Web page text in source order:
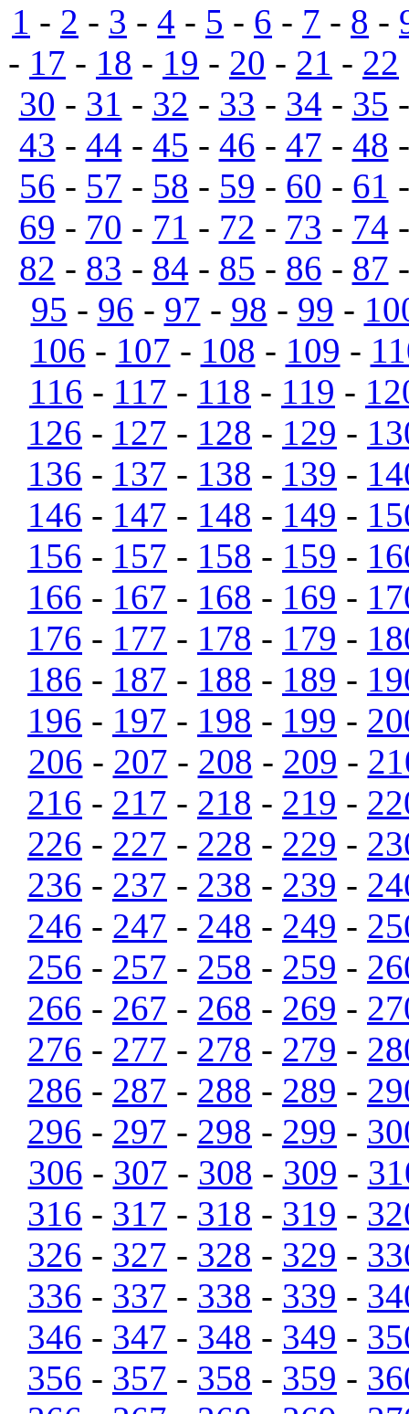
1 - 2 - 3 - 4 - 5 - 6 - 7 - 8 -
- 17 - 18 - 19 - 20 - 21 - 22
30 - 31 - 32 - 33 - 34 - 35
43 - 44 - 45 - 46 - 47 - 48
56 - 57 - 58 - 59 - 60 - 61
69 - 70 - 71 - 72 - 73 - 74
82 - 83 - 84 - 85 - 86 - 87
95 - 96 - 97 - 98 - 99 -
106 - 107 - 108 - 109 -
116 - 117 - 118 - 119 -
126 - 127 - 128 - 129 -
136 - 137 - 138 - 139 -
146 - 147 - 148 - 149 -
156 - 157 - 158 - 159 -
166 - 167 - 168 - 169 -
176 - 177 - 178 - 179 -
186 - 187 - 188 - 189 -
196 - 197 - 198 - 199 -
206 - 207 - 208 - 209 -
216 - 217 - 218 - 219 -
226 - 227 - 228 - 229 -
236 - 237 - 238 - 239 -
246 - 247 - 248 - 249 -
256 - 257 - 258 - 259 -
266 - 267 - 268 - 269 -
276 - 277 - 278 - 279 -
286 - 287 - 288 - 289 -
296 - 297 - 298 - 299 -
306 - 307 - 308 - 309 -
316 - 317 - 318 - 319 -
326 - 327 - 328 - 329 -
336 - 337 - 338 - 339 -
346 - 347 - 348 - 349 -
356 - 357 - 358 - 359 -